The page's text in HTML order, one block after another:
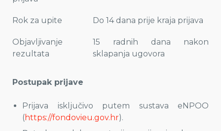
Rok za upite Do 14 dana prije kraja prijava
Objavljivanje
rezultata
15 radnih dana nakon
sklapanja ugovora
Postupak prijave
Prijava isključivo putem sustava eNPOO
(https://fondovieu.gov.hr).